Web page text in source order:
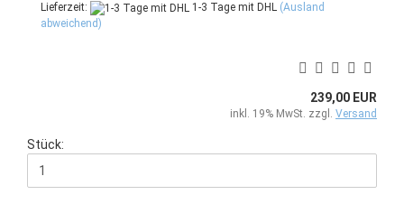
Lieferzeit: 1-3 Tage mit DHL (Ausland
abweichend)
239,00 EUR
inkl. 19% MwSt. zzgl. Versand
Stück: